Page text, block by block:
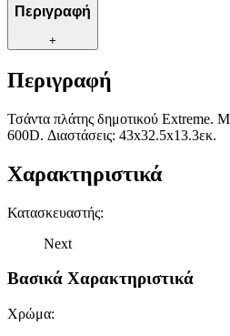
Περιγραφή
+
Περιγραφή
Τσάντα πλάτης δημοτικού Extreme.
600D. Διαστάσεις: 43x32.5x13.3εκ.
Χαρακτηριστικά
Κατασκευαστής:
Next
Βασικά Χαρακτηριστικά
Χρώμα: